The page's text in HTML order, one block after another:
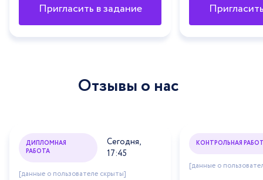
Пригласить в задание
Отзывы о нас
ДИПЛОМНАЯ
РАБОТА
Сегодня,
17:45
[данные о пользователе скрыты]
КОНТРОЛЬНАЯ
[данные о